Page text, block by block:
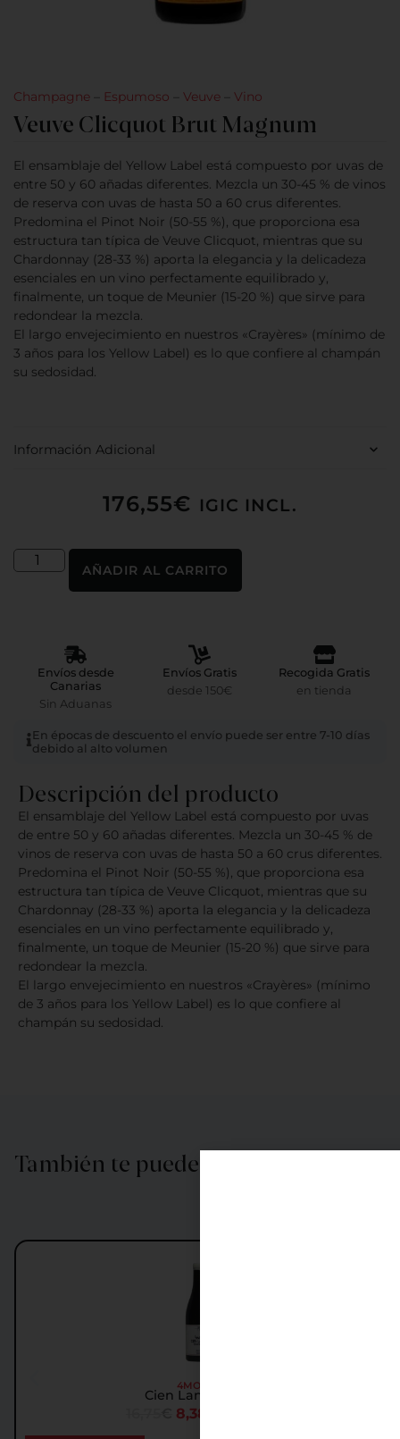
Champagne Espumoso Veuve Vino
Veuve Clicquot Brut Magnum
El ensamblaje del Yellow Label está compuesto por uvas de
entre 50 y 60 añadas diferentes. Mezcla un 30-45 % de vinos
de reserva con uvas de hasta 50 a 60 crus diferentes.
Predomina el Pinot Noir (50-55 %), que proporciona esa
estructura tan típica de Veuve Clicquot, mientras que su
Chardonnay (28-33 %) aporta la elegancia y la delicadeza
esenciales en un vino perfectamente equilibrado y,
finalmente, un toque de Meunier (15-20 %) que sirve para
redondear la mezcla.
El largo envejecimiento en nuestros «Crayères» (mínimo de
3 años para los Yellow Label) es lo que confiere al champán
su sedosidad.
Información Adicional
176,55€ IGIC INCL.
AÑADIR AL CARRITO
Envíos desde
Canarias
Sin Aduanas
Envíos Gratis
desde 150€
Recogida Gratis
en tienda
En épocas de descuento el envío puede ser entre 7-10 días
debido al alto volumen
Descripción del producto
El ensamblaje del Yellow Label está compuesto por uvas
de entre 50 y 60 añadas diferentes. Mezcla un 30-45 % de
vinos de reserva con uvas de hasta 50 a 60 crus diferentes.
Predomina el Pinot Noir (50-55 %), que proporciona esa
estructura tan típica de Veuve Clicquot, mientras que su
Chardonnay (28-33 %) aporta la elegancia y la delicadeza
esenciales en un vino perfectamente equilibrado y,
finalmente, un toque de Meunier (15-20 %) que sirve para
redondear la mezcla.
El largo envejecimiento en nuestros «Crayères» (mínimo
de 3 años para los Yellow Label) es lo que confiere al
champán su sedosidad.
También te puede interesar…
4MONOS
Cien Lanzas 2017
8,38